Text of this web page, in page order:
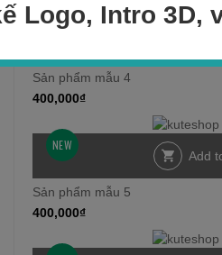
NEW
Sản phẩm mẫu 4
400,000₫
NEW
Add
Sản phẩm mẫu 5
400,000₫
Logo, Intro 3D,